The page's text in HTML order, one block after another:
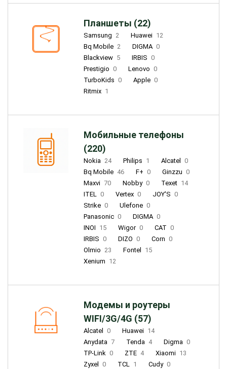
Планшеты (22)
Samsung 2 Huawei 12
Bq Mobile 2 DIGMA 0
Blackview 5 IRBIS 0
Prestigio 0 Lenovo 0
TurboKids 0 Apple 0
Ritmix 1
Мобильные телефоны
(220)
Nokia 24 Philips 1 Alcatel
0
Bq Mobile 46 F+ 0 Ginzzu 0
Maxvi 70 Nobby 0 Texet 14
ITEL 0 Vertex 0 JOY'S 0
Strike 0 Ulefone 0
Panasonic 0 DIGMA 0
INOI 15 Wigor 0 CAT 0
IRBIS 0 DIZO 0 Corn 0
Olmio 23 Fontel
15
Xenium 12
Модемы и роутеры
WIFI/3G/4G (57)
Alcatel 0 Huawei 14
Anydata 7 Tenda 4 Digma 0
TP-Link 0 ZTE 4 Xiaomi 13
Zyxel
0 TCL 1 Cudy 0